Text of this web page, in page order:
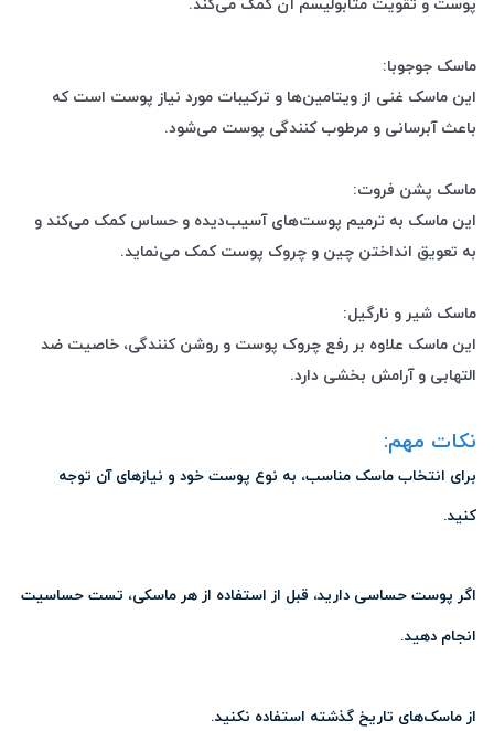
ماسک جوجوبا:
این ماسک غنی از ویتامین‌ها و ترکیبات مورد نیاز پوست است که
باعث آبرسانی و مرطوب کنندگی پوست می‌شود.
ماسک پشن فروت:
این ماسک به ترمیم پوست‌های آسیب‌دیده و حساس کمک می‌کند و
به تعویق انداختن چین و چروک پوست کمک می‌نماید.
ماسک شیر و نارگیل:
این ماسک علاوه بر رفع چروک پوست و روشن کنندگی، خاصیت ضد
التهابی و آرامش بخشی دارد.
نکات مهم:
برای انتخاب ماسک مناسب، به نوع پوست خود و نیازهای آن توجه
کنید.
اگر پوست حساسی دارید، قبل از استفاده از هر ماسکی، تست حساسیت
انجام دهید.
از ماسک‌های تاریخ گذشته استفاده نکنید.